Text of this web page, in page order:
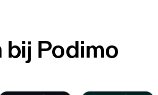
bij Podimo